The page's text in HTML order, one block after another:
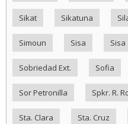
Sikat Sikatuna
Simoun Sisa Sisa
Sobriedad Ext. Sofia
Sor Petronilla Spkr. R.
Sta. Clara Sta. Cruz